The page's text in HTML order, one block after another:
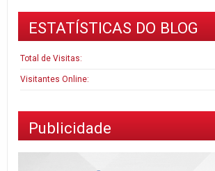
ESTATÍSTICAS DO BLOG
Total de Visitas:
Visitantes Online:
Publicidade